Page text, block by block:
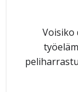
Voisiko